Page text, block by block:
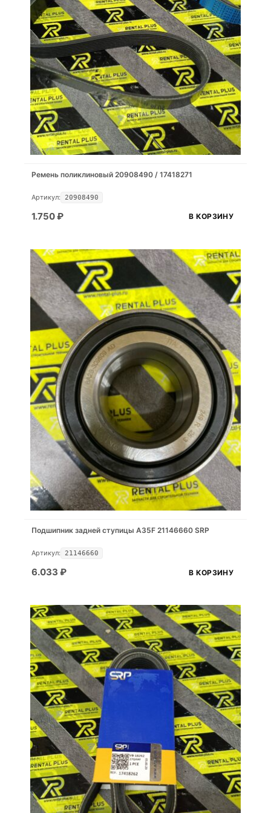
Ремень поликлиновый 20908490 / 17418271
Артикул: 20908490
1.750₽ В КОРЗИНУ
Подшипник задней ступицы A35F 21146660 SRP
Артикул: 21146660
6.033 ₽ В КОРЗИНУ